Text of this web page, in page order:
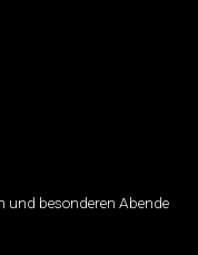
besonderen Abende